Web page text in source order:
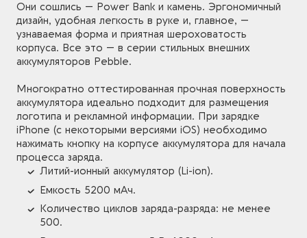
Они сошлись — Power Bank и камень. Эргономичный
дизайн, удобная легкость в руке и, главное, —
узнаваемая форма и приятная шероховатость
корпуса. Все это — в серии стильных внешних
аккумуляторов Pebble.
Многократно оттестированная прочная поверхность
аккумулятора идеально подходит для размещения
логотипа и рекламной информации. При зарядке
iPhone (с некоторыми версиями iOS) необходимо
нажимать кнопку на корпусе аккумулятора для начала
процесса заряда.
Литий-ионный аккумулятор (Li-ion).
Емкость 5200 мАч.
Количество циклов заряда-разряда: не менее
500.